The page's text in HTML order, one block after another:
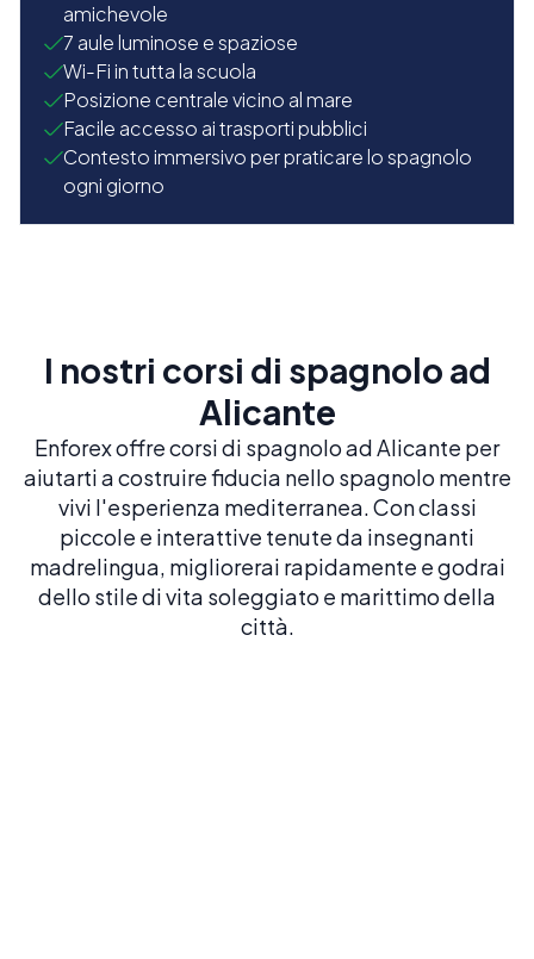
amichevole
7 aule luminose e spaziose
Wi-Fi in tutta la scuola
Posizione centrale vicino al mare
Facile accesso ai trasporti pubblici
Contesto immersivo per praticare lo spagnolo
ogni giorno
I nostri corsi di spagnolo ad
Alicante
Enforex offre corsi di spagnolo ad Alicante per
aiutarti a costruire fiducia nello spagnolo mentre
vivi l'esperienza mediterranea. Con classi
piccole e interattive tenute da insegnanti
madrelingua, migliorerai rapidamente e godrai
dello stile di vita soleggiato e marittimo della
città.